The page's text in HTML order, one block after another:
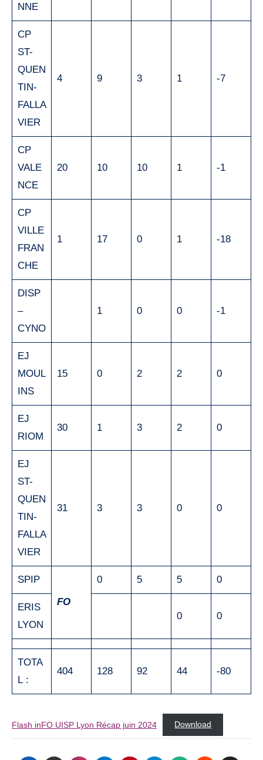
NNE
CP
ST-
QUEN
TIN-
FALLA
VIER
4 9 3 1 -7
CP
VALE
NCE
20 10 10 1 -1
CP
VILLE
FRAN
CHE
1 17 0 1 -18
DISP
–
CYNO
1 0 0 -1
EJ
MOUL
INS
15 0 2 2 0
EJ
RIOM
30 1 3 2 0
EJ
ST-
QUEN
TIN-
FALLA
VIER
31 3 3 0 0
SPIP
FO
0 5 5 0
ERIS
LYON
0 0
TOTA
L :
404 128 92 44 -80
Flash inFO UISP Lyon Récap juin 2024 Download